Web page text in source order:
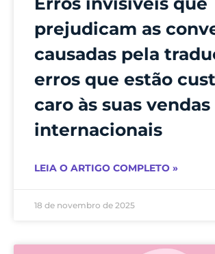
prejudicam as
causadas pela
erros que estão
caro às suas vendas
internacionais
LEIA O ARTIGO COMPLETO »
18 de novembro de 2025